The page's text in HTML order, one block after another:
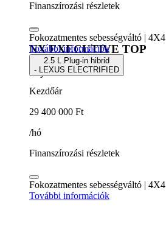
NX EXECUTIVE TOP
5 ajtós SUV
Finanszírozási részletek
Fokozatmentes sebességváltó | 4X4
További információk
2.5 L Plug-in hibrid
- LEXUS ELECTRIFIED
Kezdőár
29 400 000 Ft
/hó
Finanszírozási részletek
Fokozatmentes sebességváltó | 4X4
További információk